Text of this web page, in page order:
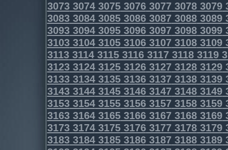
3073307430753076307730783079
3083308430853086308730883089
3093309430953096309730983099
3103310431053106310731083109
3113311431153116311731183119
3123312431253126312731283129
3133313431353136313731383139
3143314431453146314731483149
3153315431553156315731583159
3163316431653166316731683169
3173317431753176317731783179
3183318431853186318731883189